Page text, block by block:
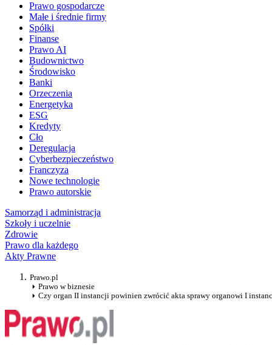
Prawo gospodarcze
Małe i średnie firmy
Spółki
Finanse
Prawo AI
Budownictwo
Środowisko
Banki
Orzeczenia
Energetyka
ESG
Kredyty
Cło
Deregulacja
Cyberbezpieczeństwo
Franczyza
Nowe technologie
Prawo autorskie
Samorząd i administracja
Szkoły i uczelnie
Zdrowie
Prawo dla każdego
Akty Prawne
Prawo.pl
Prawo w biznesie
Czy organ II instancji powinien zwrócić akta sprawy organowi I